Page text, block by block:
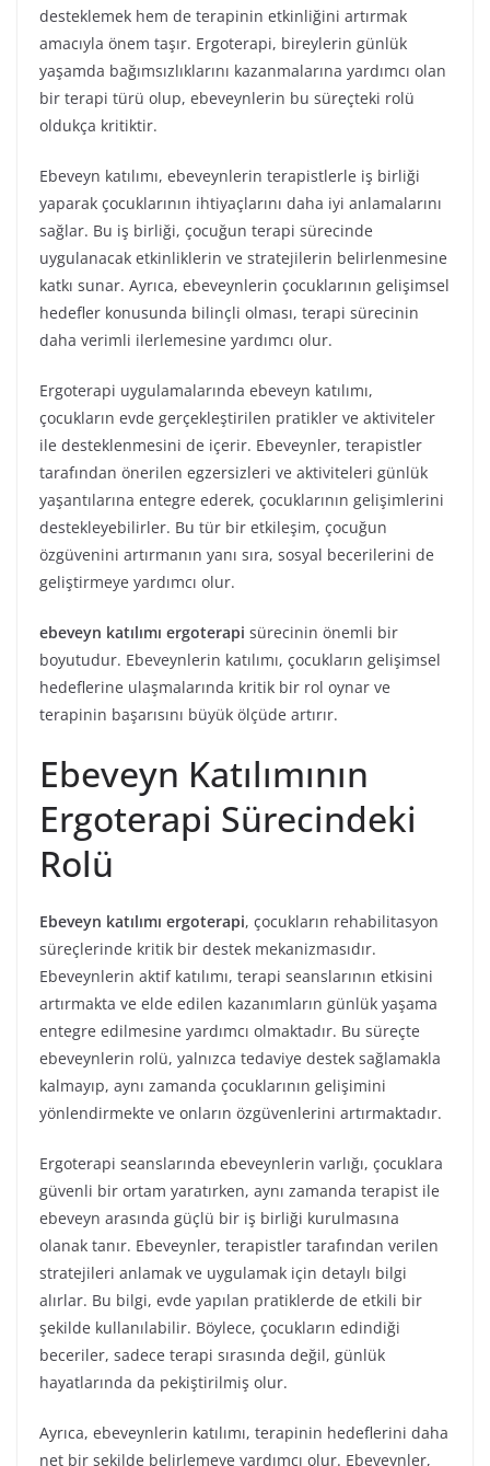
desteklemek hem de terapinin etkinliğini artırmak
amacıyla önem taşır. Ergoterapi, bireylerin günlük
yaşamda bağımsızlıklarını kazanmalarına yardımcı olan
bir terapi türü olup, ebeveynlerin bu süreçteki rolü
oldukça kritiktir.
Ebeveyn katılımı, ebeveynlerin terapistlerle iş birliği
yaparak çocuklarının ihtiyaçlarını daha iyi anlamalarını
sağlar. Bu iş birliği, çocuğun terapi sürecinde
uygulanacak etkinliklerin ve stratejilerin belirlenmesine
katkı sunar. Ayrıca, ebeveynlerin çocuklarının gelişimsel
hedefler konusunda bilinçli olması, terapi sürecinin
daha verimli ilerlemesine yardımcı olur.
Ergoterapi uygulamalarında ebeveyn katılımı,
çocukların evde gerçekleştirilen pratikler ve aktiviteler
ile desteklenmesini de içerir. Ebeveynler, terapistler
tarafından önerilen egzersizleri ve aktiviteleri günlük
yaşantılarına entegre ederek, çocuklarının gelişimlerini
destekleyebilirler. Bu tür bir etkileşim, çocuğun
özgüvenini artırmanın yanı sıra, sosyal becerilerini de
geliştirmeye yardımcı olur.
ebeveyn katılımı ergoterapi sürecinin önemli bir
boyutudur. Ebeveynlerin katılımı, çocukların gelişimsel
hedeflerine ulaşmalarında kritik bir rol oynar ve
terapinin başarısını büyük ölçüde artırır.
Ebeveyn Katılımının
Ergoterapi Sürecindeki
Rolü
Ebeveyn katılımı ergoterapi, çocukların rehabilitasyon
süreçlerinde kritik bir destek mekanizmasıdır.
Ebeveynlerin aktif katılımı, terapi seanslarının etkisini
artırmakta ve elde edilen kazanımların günlük yaşama
entegre edilmesine yardımcı olmaktadır. Bu süreçte
ebeveynlerin rolü, yalnızca tedaviye destek sağlamakla
kalmayıp, aynı zamanda çocuklarının gelişimini
yönlendirmekte ve onların özgüvenlerini artırmaktadır.
Ergoterapi seanslarında ebeveynlerin varlığı, çocuklara
güvenli bir ortam yaratırken, aynı zamanda terapist ile
ebeveyn arasında güçlü bir iş birliği kurulmasına
olanak tanır. Ebeveynler, terapistler tarafından verilen
stratejileri anlamak ve uygulamak için detaylı bilgi
alırlar. Bu bilgi, evde yapılan pratiklerde de etkili bir
şekilde kullanılabilir. Böylece, çocukların edindiği
beceriler, sadece terapi sırasında değil, günlük
hayatlarında da pekiştirilmiş olur.
Ayrıca, ebeveynlerin katılımı, terapinin hedeflerini daha
net bir şekilde belirlemeye yardımcı olur. Ebeveynler,